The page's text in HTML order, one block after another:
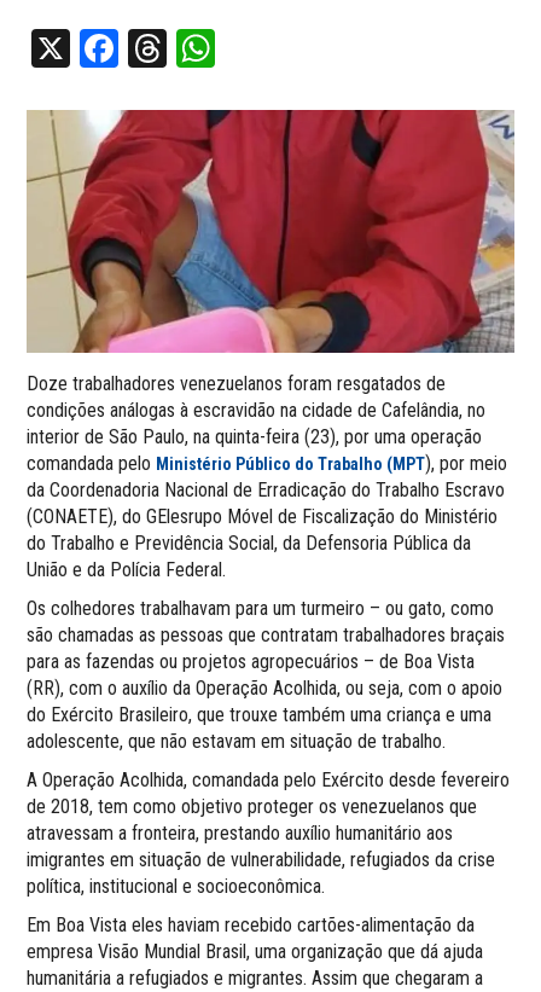
X Facebook
Threads
Doze trabalhadores venezuelanos foram resgatados de
condições análogas à escravidão na cidade de Cafelândia, no
interior de São Paulo, na quinta-feira (23), por uma operação
comandada pelo Ministério Público do Trabalho (MPT), por meio
da Coordenadoria Nacional de Erradicação do Trabalho Escravo
(CONAETE), do GElesrupo Móvel de Fiscalização do Ministério
do Trabalho e Previdência Social, da Defensoria Pública da
União e da Polícia Federal.
Os colhedores trabalhavam para um turmeiro – ou gato, como
são chamadas as pessoas que contratam trabalhadores braçais
para as fazendas ou projetos agropecuários – de Boa Vista
(RR), com o auxílio da Operação Acolhida, ou seja, com o apoio
do Exército Brasileiro, que trouxe também uma criança e uma
adolescente, que não estavam em situação de trabalho.
A Operação Acolhida, comandada pelo Exército desde fevereiro
de 2018, tem como objetivo proteger os venezuelanos que
atravessam a fronteira, prestando auxílio humanitário aos
imigrantes em situação de vulnerabilidade, refugiados da crise
política, institucional e socioeconômica.
Em Boa Vista eles haviam recebido cartões-alimentação da
empresa Visão Mundial Brasil, uma organização que dá ajuda
humanitária a refugiados e migrantes. Assim que chegaram a